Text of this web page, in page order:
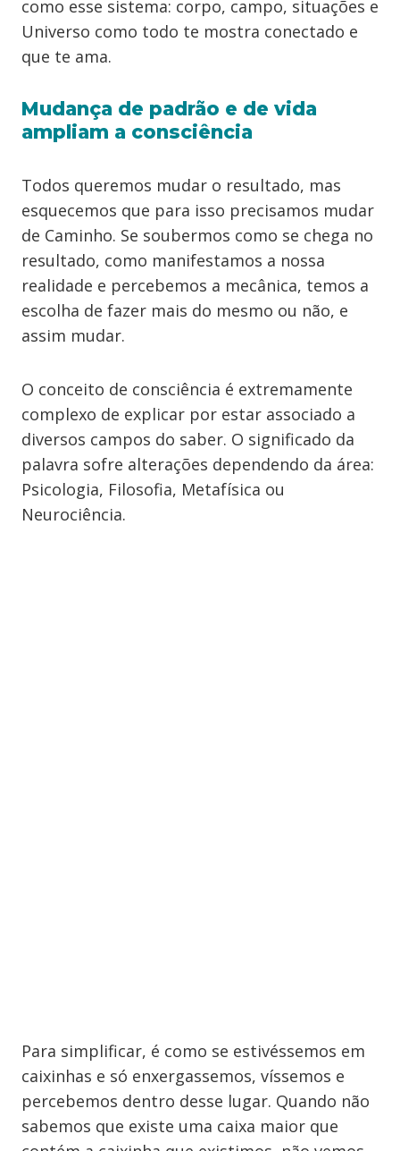
como esse sistema: corpo, campo, situações e
Universo como todo te mostra conectado e
que te ama.
Mudança de padrão e de vida
ampliam a consciência
Todos queremos mudar o resultado, mas
esquecemos que para isso precisamos mudar
de Caminho. Se soubermos como se chega no
resultado, como manifestamos a nossa
realidade e percebemos a mecânica, temos a
escolha de fazer mais do mesmo ou não, e
assim mudar.
O conceito de consciência é extremamente
complexo de explicar por estar associado a
diversos campos do saber. O significado da
palavra sofre alterações dependendo da área:
Psicologia, Filosofia, Metafísica ou
Neurociência.
Para simplificar, é como se estivéssemos em
caixinhas e só enxergassemos, víssemos e
percebemos dentro desse lugar. Quando não
sabemos que existe uma caixa maior que